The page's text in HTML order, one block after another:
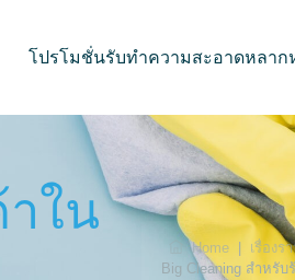
โปรโมชั่นรับทำความสะอาดหลาก
ใน
Home เรื่องร
Big Cleaning สำหรั